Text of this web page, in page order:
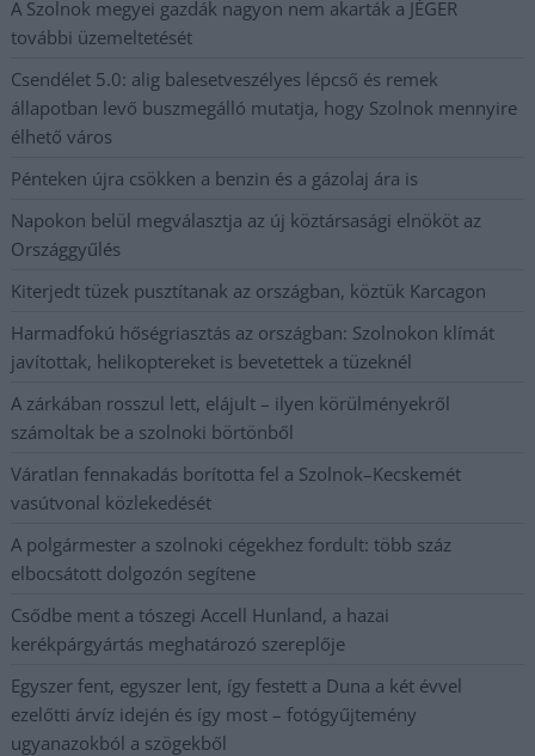
A Szolnok megyei gazdák nagyon nem akarták a JÉGER
további üzemeltetését
Csendélet 5.0: alig balesetveszélyes lépcső és remek
állapotban levő buszmegálló mutatja, hogy Szolnok mennyire
élhető város
Pénteken újra csökken a benzin és a gázolaj ára is
Napokon belül megválasztja az új köztársasági elnököt az
Országgyűlés
Kiterjedt tüzek pusztítanak az országban, köztük Karcagon
Harmadfokú hőségriasztás az országban: Szolnokon klímát
javítottak, helikoptereket is bevetettek a tüzeknél
A zárkában rosszul lett, elájult – ilyen körülményekről
számoltak be a szolnoki börtönből
Váratlan fennakadás borította fel a Szolnok–Kecskemét
vasútvonal közlekedését
A polgármester a szolnoki cégekhez fordult: több száz
elbocsátott dolgozón segítene
Csődbe ment a tószegi Accell Hunland, a hazai
kerékpárgyártás meghatározó szereplője
Egyszer fent, egyszer lent, így festett a Duna a két évvel
ezelőtti árvíz idején és így most – fotógyűjtemény
ugyanazokból a szögekből